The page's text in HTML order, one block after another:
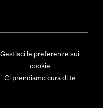
Gestisci le preferenze sui
cookie
Ci prendiamo cura di te